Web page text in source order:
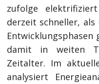
zufolge
derzeit schneller,
damit in weiten
Zeitalter. Im
analysiert